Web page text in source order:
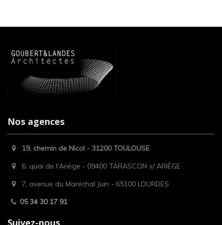
Nos agences
19, chemin de Nicol - 31200 TOULOUSE
6, quai de l'Ariège - 09400 TARASCON s/ ARIÈGE
7, avenue du Maréchal Juin - 65100 LOURDES
05 34 30 17 91